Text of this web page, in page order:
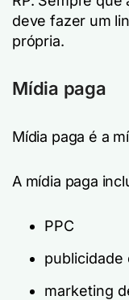
deve fazer um
própria.
Mídia paga
Mídia paga é a
A mídia paga
PPC
publicidade
marketing